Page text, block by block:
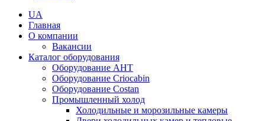
UA
Главная
О компании
Вакансии
Каталог оборудования
Оборудование AHT
Оборудование Criocabin
Оборудование Costan
Промышленный холод
Холодильные и морозильные камеры